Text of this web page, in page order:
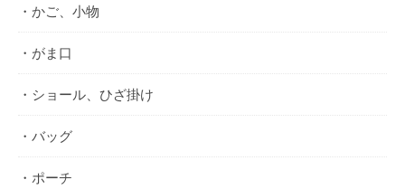
・かご、小物
・がま口
・ショール、ひざ掛け
・バッグ
・ポーチ